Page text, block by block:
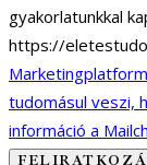
gyakorlatunkkal
https://
tudomásul veszi,
információ a